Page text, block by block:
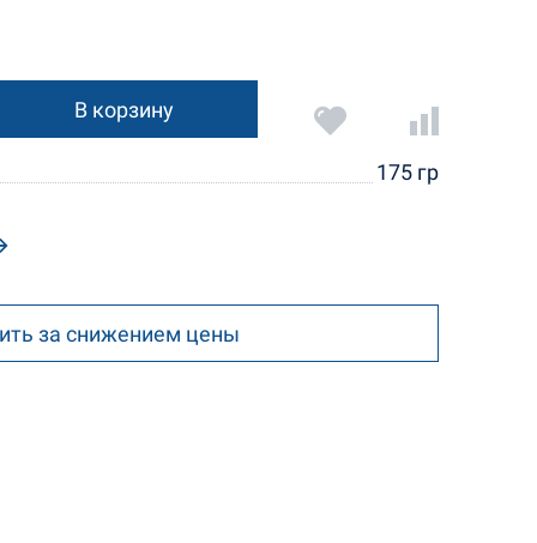
В корзину
175 гр
за снижением цены